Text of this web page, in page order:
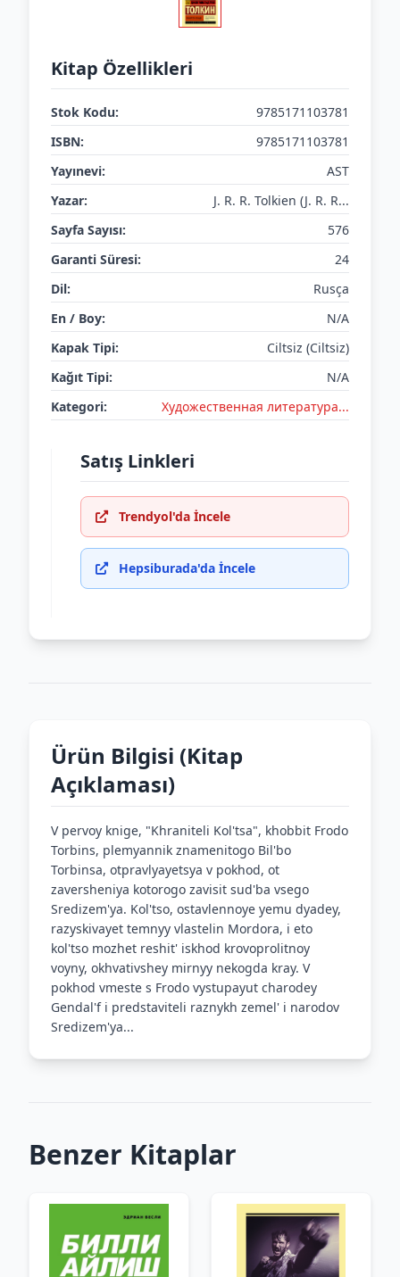
Kitap Özellikleri
Stok Kodu:
9785171103781
ISBN:
9785171103781
Yayınevi:
AST
Yazar:
J. R. R. Tolkien (J. R. R...
Sayfa Sayısı:
576
Garanti Süresi:
24
Dil:
Rusça
En / Boy:
N/A
Kapak Tipi:
Ciltsiz (Ciltsiz)
Kağıt Tipi:
N/A
Kategori:
Художественная литература...
Satış Linkleri
Trendyol'da İncele
Hepsiburada'da İncele
Ürün Bilgisi (Kitap
Açıklaması)
V pervoy knige, "Khraniteli Kol'tsa", khobbit Frodo
Torbins, plemyannik znamenitogo Bil'bo
Torbinsa, otpravlyayetsya v pokhod, ot
zaversheniya kotorogo zavisit sud'ba vsego
Sredizem'ya. Kol'tso, ostavlennoye yemu dyadey,
razyskivayet temnyy vlastelin Mordora, i eto
kol'tso mozhet reshit' iskhod krovoprolitnoy
voyny, okhvativshey mirnyy nekogda kray. V
pokhod vmeste s Frodo vystupayut charodey
Gendal'f i predstaviteli raznykh zemel' i narodov
Sredizem'ya...
Benzer Kitaplar